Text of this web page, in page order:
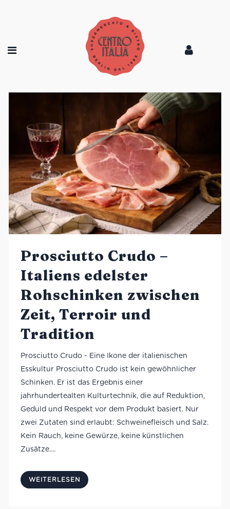
Prosciutto Crudo –
Italiens edelster
Rohschinken zwischen
Zeit, Terroir und
Tradition
Prosciutto Crudo - Eine Ikone der italienischen
Esskultur Prosciutto Crudo ist kein gewöhnlicher
Schinken. Er ist das Ergebnis einer
jahrhundertealten Kulturtechnik, die auf Reduktion,
Geduld und Respekt vor dem Produkt basiert. Nur
zwei Zutaten sind erlaubt: Schweinefleisch und Salz.
Kein Rauch, keine Gewürze, keine künstlichen
Zusätze....
WEITERLESEN